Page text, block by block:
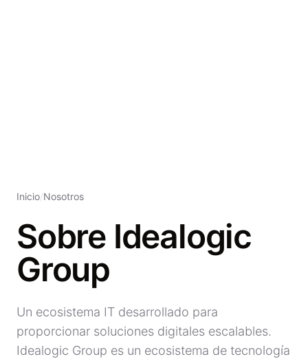
Inicio/Nosotros
Sobre Idealogic
Group
Un ecosistema IT desarrollado para
proporcionar soluciones digitales escalables.
Idealogic Group es un ecosistema de tecnología